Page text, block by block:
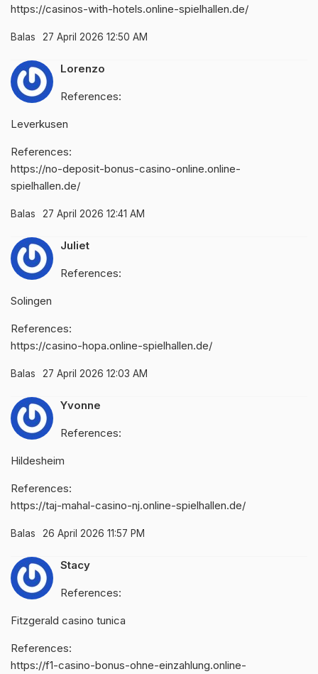
https://casinos-with-hotels.online-spielhallen.de/
Balas 27 April 2026 12:50 AM
Lorenzo
References:
Leverkusen
References:
https://no-deposit-bonus-casino-online.online-
spielhallen.de/
Balas 27 April 2026 12:41 AM
Juliet
References:
Solingen
References:
https://casino-hopa.online-spielhallen.de/
Balas 27 April 2026 12:03 AM
Yvonne
References:
Hildesheim
References:
https://taj-mahal-casino-nj.online-spielhallen.de/
Balas 26 April 2026 11:57 PM
Stacy
References:
Fitzgerald casino tunica
References:
https://f1-casino-bonus-ohne-einzahlung.online-